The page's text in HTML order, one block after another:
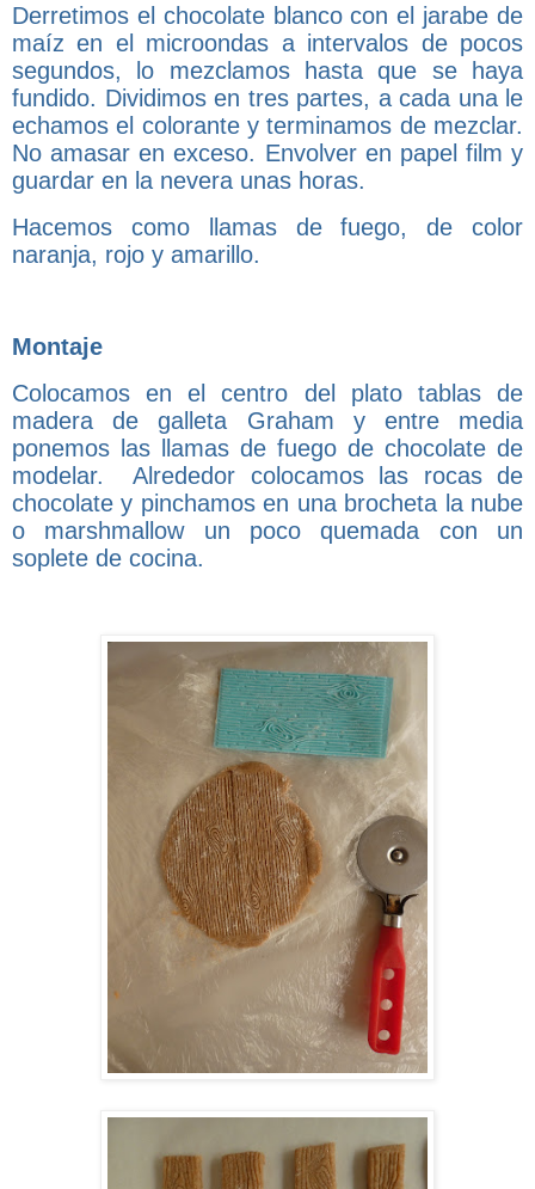
Derretimos el chocolate blanco con el jarabe de
maíz en el microondas a intervalos de pocos
segundos, lo mezclamos hasta que se haya
fundido. Dividimos en tres partes, a cada una le
echamos el colorante y terminamos de mezclar.
No amasar en exceso. Envolver en papel film y
guardar en la nevera unas horas.
Hacemos como llamas de fuego, de color
naranja, rojo y amarillo.
Montaje
Colocamos en el centro del plato tablas de
madera de galleta Graham y entre media
ponemos las llamas de fuego de chocolate de
modelar. Alrededor colocamos las rocas de
chocolate y pinchamos en una brocheta la nube
o marshmallow un poco quemada con un
soplete de cocina.